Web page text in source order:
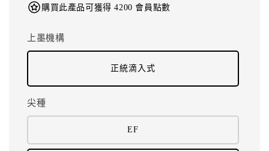
購買此產品可獲得 4200 會員點數
上墨機構
正統滴入式
尖種
EF